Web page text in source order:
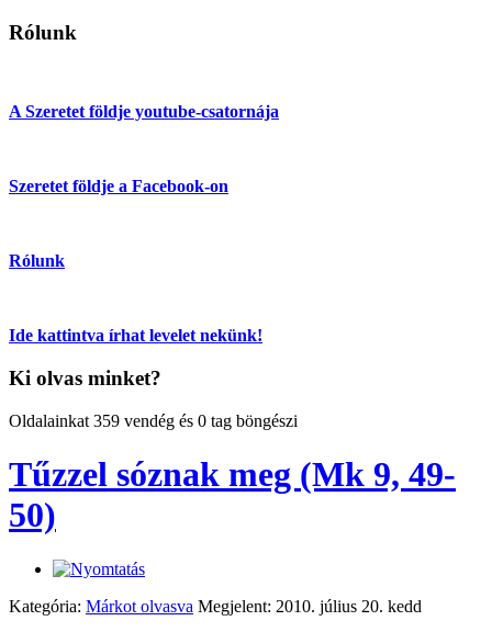
Rólunk
A Szeretet földje youtube-csatornája
Szeretet földje a Facebook-on
Rólunk
Ide kattintva írhat levelet nekünk!
Ki olvas minket?
Oldalainkat 359 vendég és 0 tag böngészi
Tűzzel sóznak meg (Mk 9, 49-
50)
Kategória: Márkot olvasva Megjelent: 2010. július 20. kedd